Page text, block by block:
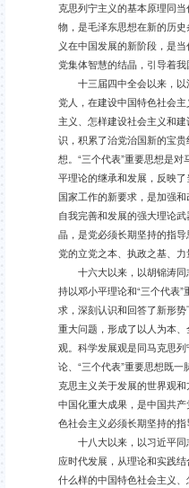
克思列宁主义的基本原理同
物，是毛泽东思想在新的历
义在中国发展的新阶段，是
党集体智慧的结晶，引导着我
十三届四中全会以来，以
党人，在建设中国特色社会
主义、怎样建设社会主义和
识，积累了治党治国新的宝
想。“三个代表”重要思想是
平理论的继承和发展，反映
国家工作的新要求，是加强
自我完善和发展的强大理论
晶，是党必须长期坚持的指
党的立党之本、执政之基、力
十六大以来，以胡锦涛同
持以邓小平理论和“三个代表
求，深刻认识和回答了新形
重大问题，形成了以人为本
观。科学发展观是同马克思
论、“三个代表”重要思想既
克思主义关于发展的世界观
中国化重大成果，是中国共
色社会主义必须长期坚持的指
十八大以来，以习近平同
应时代发展，从理论和实践
什么样的中国特色社会主义